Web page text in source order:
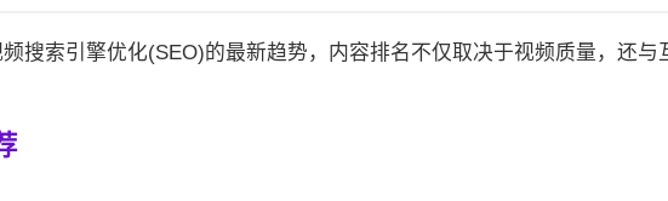
搜索引擎优化(SEO)的最新趋势，内容排名不仅取决于视频质量，还